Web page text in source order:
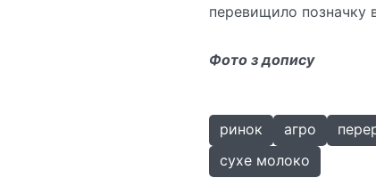
перевищило позначку
Фото з допису
ринок агро
сухе молоко